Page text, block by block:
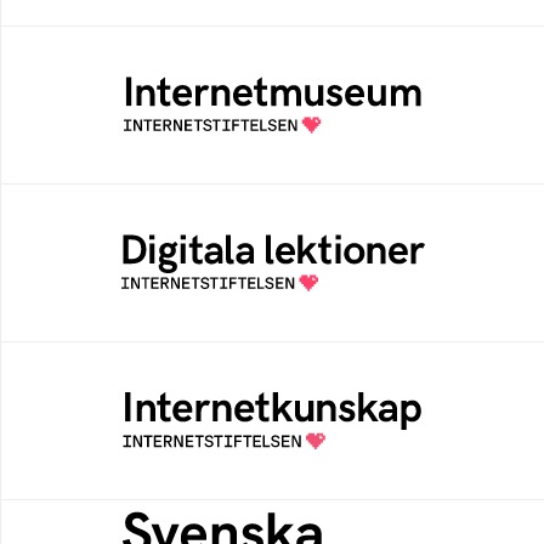
Ett digitalt museum som byggts, och kureras
av Internetstiftelsen
Öppen digital lärresurs med färdiga lektioner
för alla stadier i grundskolan
Samlad kunskap som hjälper dig att bli en
säker och medveten internetanvändare
Svenska federationer